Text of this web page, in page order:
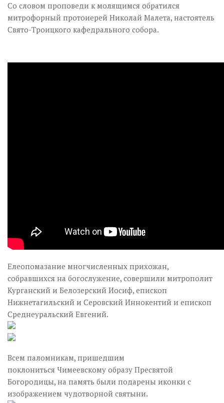
Со словом проповеди к молящимся обратился
митрофорный протоиерей Николай Малета, настоятель
Свято-Троицкого кафедрального собора.
Елеопомазание многчисленных прихожан,
собравшихся на богослужение, совершили митрополит
Курганский и Белозерский Иосиф, епископ
Нижнетагильский и Серовский Иннокентий и епископ
Среднеуральский Евгений.
Всем паломникам, пришедшим
поклониться Чимеевскому образу Пресвятой
Богородицы, на память были подарены иконки с
изображением чудотворной святыни.